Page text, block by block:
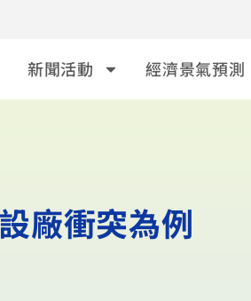
新聞活動 經濟景氣預測
廠衝突為例